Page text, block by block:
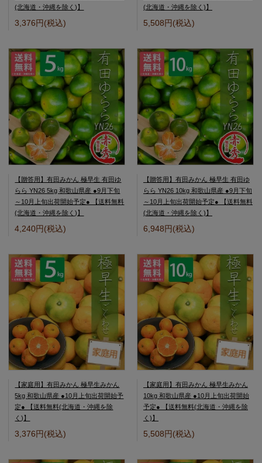
(北海道・沖縄を除く)】
3,376円(税込)
(北海道・沖縄を除く)】
5,508円(税込)
【贈答用】有田みかん 極早生 有田ゆ
らら YN26 5kg 和歌山県産 ●9月下旬
～10月上旬出荷開始予定● 【送料無料
(北海道・沖縄を除く)】
4,240円(税込)
【贈答用】有田みかん 極早生 有田ゆ
らら YN26 10kg 和歌山県産 ●9月下旬
～10月上旬出荷開始予定● 【送料無料
(北海道・沖縄を除く)】
6,948円(税込)
【家庭用】有田みかん 極早生みかん
5kg 和歌山県産 ●10月上旬出荷開始予
定● 【送料無料(北海道・沖縄を除
く)】
3,376円(税込)
【家庭用】有田みかん 極早生みかん
10kg 和歌山県産 ●10月上旬出荷開始
予定● 【送料無料(北海道・沖縄を除
く)】
5,508円(税込)